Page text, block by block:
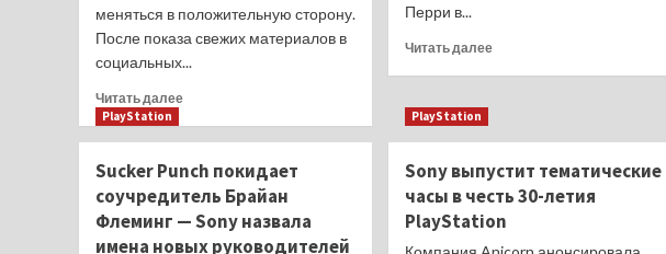
меняться в положительную сторону.
После показа свежих материалов в
социальных...
Читать далееПрочитать
должен
был
бойкотировать
вашу
Перри в...
Читать далееПрочитать
Saros
выпустили
персонажей
PlayStation
Sucker Punch покидает
соучредитель Брайан
Флеминг — Sony назвала
имена новых руководителей
PlayStation
Sony выпустит тематические
часы в честь 30-летия
PlayStation